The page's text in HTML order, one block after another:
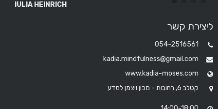
IULIA HEINRICH
אברהים סרור
ליצירת קשר
054-2516561
kadia.mindfulness@gmail.com
www.kadia-moses.com
קטלב 6, רחובות - מכון ויצמן למדע